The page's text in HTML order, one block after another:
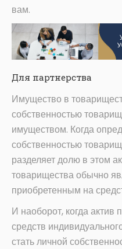
вам.
Для партнерства
Имущество в
собственностью
имуществом. Когда
собственностью
разделяет долю в этом
товарищества обычно
приобретенным на
И наоборот, когда актив
средств
стать личной